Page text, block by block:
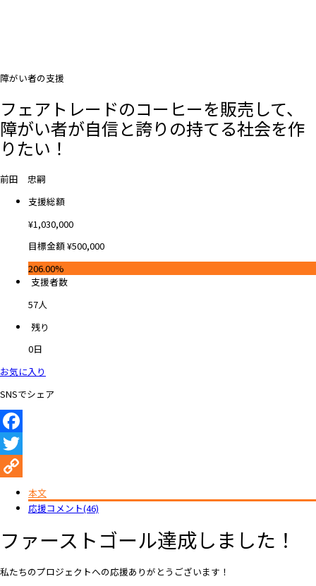
障がい者の支援
フェアトレードのコーヒーを販売して、
障がい者が自信と誇りの持てる社会を作
りたい！
前田 忠嗣
支援総額
¥1,030,000
目標金額¥500,000
206.00%
支援者数
57人
残り
0日
お気に入り
SNSでシェア
Facebook
Twitter
Copy
本文
応援コメント(46)
ファーストゴール達成しました！
私たちのプロジェクトへの応援ありがとうございます！